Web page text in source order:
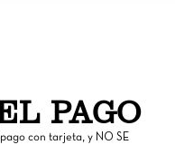
PAGO
con tarjeta, y NO SE